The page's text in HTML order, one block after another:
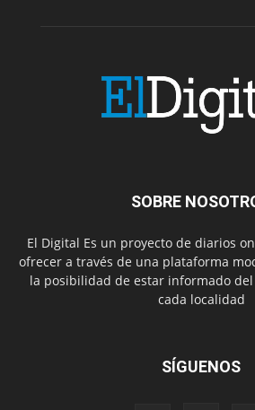
SOBRE
El Digital Es un proyecto de diarios
ofrecer a través de una plataforma
la posibilidad de estar informado
cada localidad
SÍGUENOS